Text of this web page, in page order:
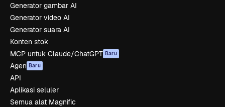
Generator gambar AI
Generator video AI
Generator suara AI
Konten stok
MCP untuk Claude/ChatGPT Baru
Agen Baru
API
Aplikasi seluler
Semua alat Magnific